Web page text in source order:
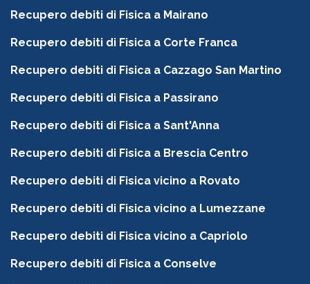
Recupero debiti di Fisica a Mairano
Recupero debiti di Fisica a Corte Franca
Recupero debiti di Fisica a Cazzago San Martino
Recupero debiti di Fisica a Passirano
Recupero debiti di Fisica a Sant'Anna
Recupero debiti di Fisica a Brescia Centro
Recupero debiti di Fisica vicino a Rovato
Recupero debiti di Fisica vicino a Lumezzane
Recupero debiti di Fisica vicino a Capriolo
Recupero debiti di Fisica a Conselve